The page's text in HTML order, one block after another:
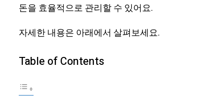
돈을 효율적으로 관리할 수 있어요.
자세한 내용은 아래에서 살펴보세요.
Table of Contents